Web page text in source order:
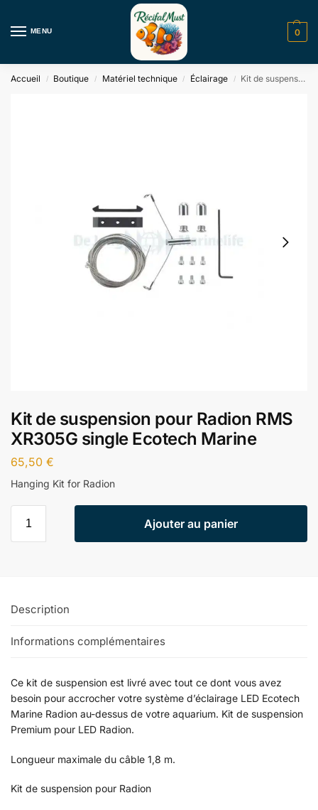
MENU 0
Accueil / Boutique / Matériel technique / Éclairage / Kit de suspension pour Radion RMS XR305G single Ecotech Marine
Kit de suspension pour Radion RMS
XR305G single Ecotech Marine
65,50 €
Hanging Kit for Radion
Ajouter au panier
Description
Informations complémentaires
Ce kit de suspension est livré avec tout ce dont vous avez
besoin pour accrocher votre système d’éclairage LED Ecotech
Marine Radion au-dessus de votre aquarium. Kit de suspension
Premium pour LED Radion.
Longueur maximale du câble 1,8 m.
Kit de suspension pour Radion